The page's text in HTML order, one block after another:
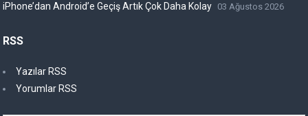
iPhone’dan Android’e Geçiş Artık Çok Daha Kolay 03 Ağustos 2026
RSS
Yazılar RSS
Yorumlar RSS